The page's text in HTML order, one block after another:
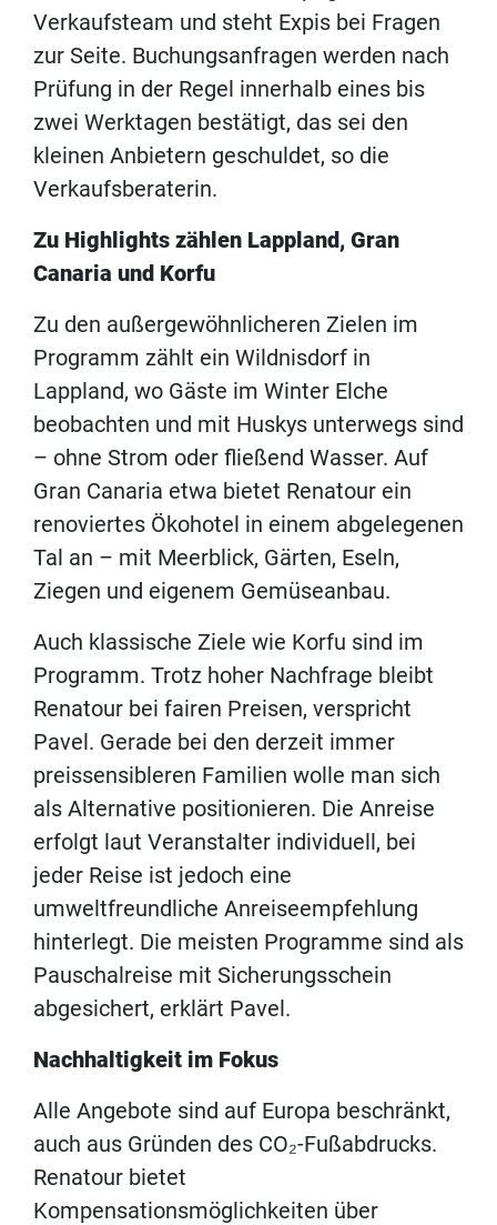
Verkaufsteam und steht Expis bei Fragen
zur Seite. Buchungsanfragen werden nach
Prüfung in der Regel innerhalb eines bis
zwei Werktagen bestätigt, das sei den
kleinen Anbietern geschuldet, so die
Verkaufsberaterin.
Zu Highlights zählen Lappland, Gran
Canaria und Korfu
Zu den außergewöhnlicheren Zielen im
Programm zählt ein Wildnisdorf in
Lappland, wo Gäste im Winter Elche
beobachten und mit Huskys unterwegs sind
– ohne Strom oder fließend Wasser. Auf
Gran Canaria etwa bietet Renatour ein
renoviertes Ökohotel in einem abgelegenen
Tal an – mit Meerblick, Gärten, Eseln,
Ziegen und eigenem Gemüseanbau.
Auch klassische Ziele wie Korfu sind im
Programm. Trotz hoher Nachfrage bleibt
Renatour bei fairen Preisen, verspricht
Pavel. Gerade bei den derzeit immer
preissensibleren Familien wolle man sich
als Alternative positionieren. Die Anreise
erfolgt laut Veranstalter individuell, bei
jeder Reise ist jedoch eine
umweltfreundliche Anreiseempfehlung
hinterlegt. Die meisten Programme sind als
Pauschalreise mit Sicherungsschein
abgesichert, erklärt Pavel.
Nachhaltigkeit im Fokus
Alle Angebote sind auf Europa beschränkt,
auch aus Gründen des CO₂-Fußabdrucks.
Renatour bietet
Kompensationsmöglichkeiten über